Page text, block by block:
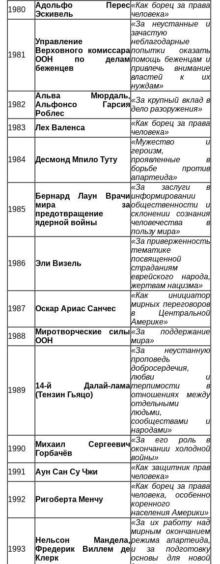
1980
Адольфо Перес
Эскивель
«Как борец за права
человека»
1981
Управление
Верховного комиссара
ООН по делам
беженцев
«За неустанные и
зачастую
неблагодарные
попытки оказать
помощь беженцам и
привлечь внимание
властей к их
нуждам»
1982
Альва Мюрдаль,
Альфонсо Гарсия
Роблес
«За крупный вклад в
дело разоружения»
1983 Лех Валенса
«Как борец за права
человека»
1984 Десмонд Мпило Туту
«Мужество и
героизм,
проявленные в
борьбе против
апартеида»
1985
Бернард Лаун Врачи
мира за
предотвращение
ядерной войны
«За заслуги в
информировании
общественности и
склонении сознания
человечества в
пользу мира»
1986 Эли Визель
«За приверженность
тематике
посвященной
страданиям
еврейского народа,
жертвам нацизма»
1987 Оскар Ариас Санчес
«Как инициатор
мирных переговоров
в Центральной
Америке»
1988
Миротворческие силы
ООН
«За поддержание
мира»
1989
14-й Далай-лама
(Тензин Гьяцо)
«За неустанную
проповедь
добросердечия,
любви и
терпимости в
отношениях между
отдельными
людьми,
сообществами и
народами»
1990
Михаил Сергеевич
Горбачёв
«За его роль в
окончании холодной
войны»
1991
Аун Сан Су Чжи
«Как защитник прав
человека»
1992 Ригоберта Менчу
«Как борец за права
человека, особенно
коренного
населения Америки»
1993
Нельсон Мандела,
Фредерик Виллем де
Клерк
«За их работу над
мирным окончанием
режима апартеида,
и за подготовку
основы для новой